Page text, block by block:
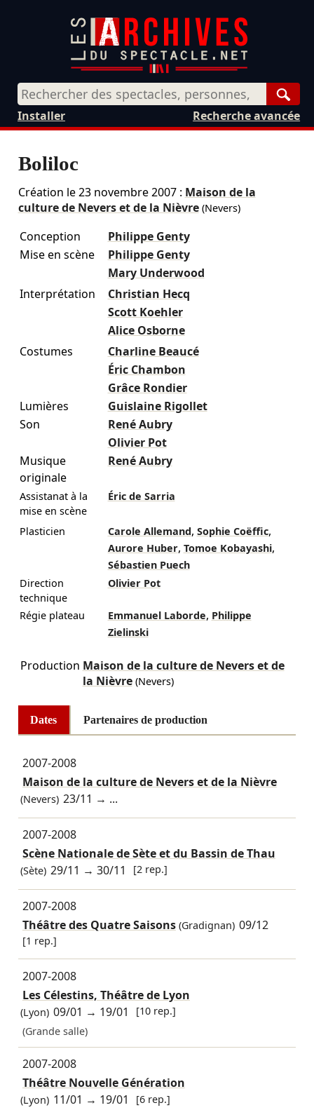
Recherche avancée
Installer
Boliloc
Création le23 novembre 2007: Maison de la
culture de Nevers et de la Nièvre(Nevers)
Conception
Philippe Genty
Mise en scène
Philippe Genty
Mary Underwood
Interprétation
Christian Hecq
Scott Koehler
Alice Osborne
Costumes
Charline Beaucé
Éric Chambon
Grâce Rondier
Lumières
Guislaine Rigollet
Son
René Aubry
Olivier Pot
Musique
originale
René Aubry
Assistanat à la
mise en scène
Éric de Sarria
Plasticien Carole Allemand, Sophie Coëffic,
Aurore Huber, Tomoe Kobayashi,
Sébastien Puech
Direction
technique
Olivier Pot
Régie plateau Emmanuel Laborde, Philippe
Zielinski
Production Maison de la culture de Nevers et de
la Nièvre(Nevers)
Dates Partenaires de production
2007-2008
Maison de la culture de Nevers et de la Nièvre
(Nevers) 23/11 → ...
2007-2008
Scène Nationale de Sète et du Bassin de Thau
(Sète) 29/11 →30/11 [2 rep.]
2007-2008
Théâtre des Quatre Saisons(Gradignan) 09/12
[1 rep.]
2007-2008
Les Célestins, Théâtre de Lyon
(Lyon) 09/01 → 19/01
[10 rep.]
(Grande salle)
2007-2008
Théâtre Nouvelle Génération
(Lyon) 11/01 → 19/01 [6 rep.]